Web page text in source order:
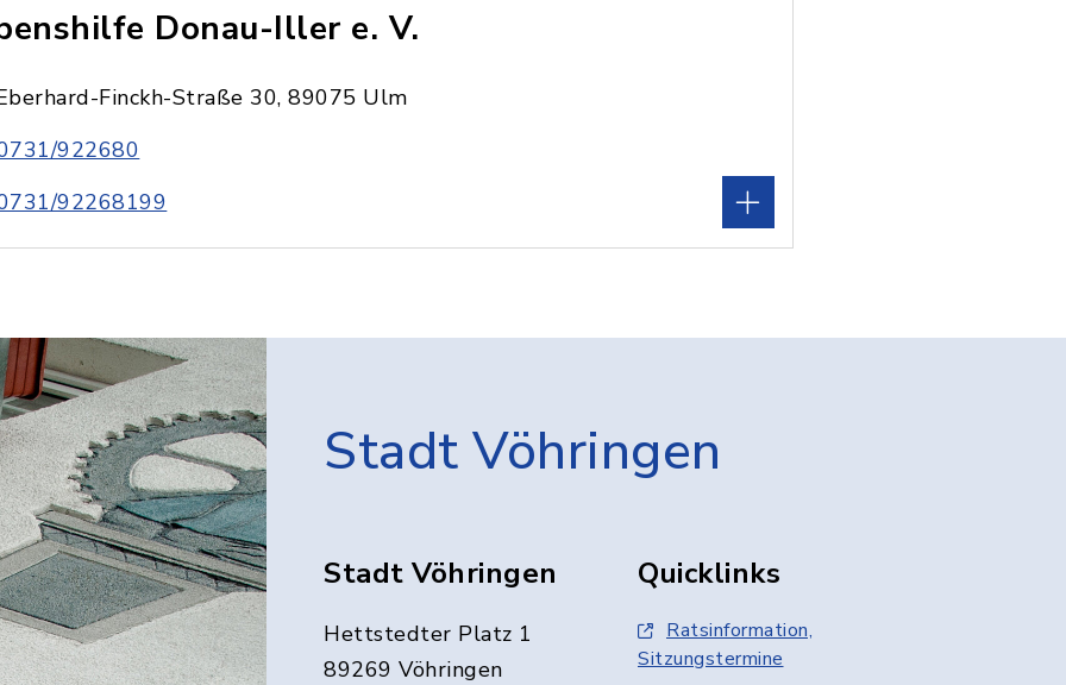
Donau-Iller e. V.
Finckh-Straße 30, 89075 Ulm
922680
92268199
Stadt Vöhringen
Stadt Vöhringen
Hettstedter Platz 1
89269 Vöhringen
Quicklinks
Ratsinformation,
Sitzungstermine